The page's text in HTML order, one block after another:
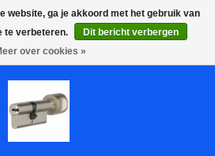
0 Artikelen - €0,00
website, ga je akkoord met het gebruik van
te verbeteren.
Dit bericht verbergen
over cookies »